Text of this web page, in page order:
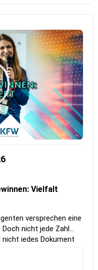
Vielfalt
versprechen eine
nicht jede Zahl
jedes Dokument